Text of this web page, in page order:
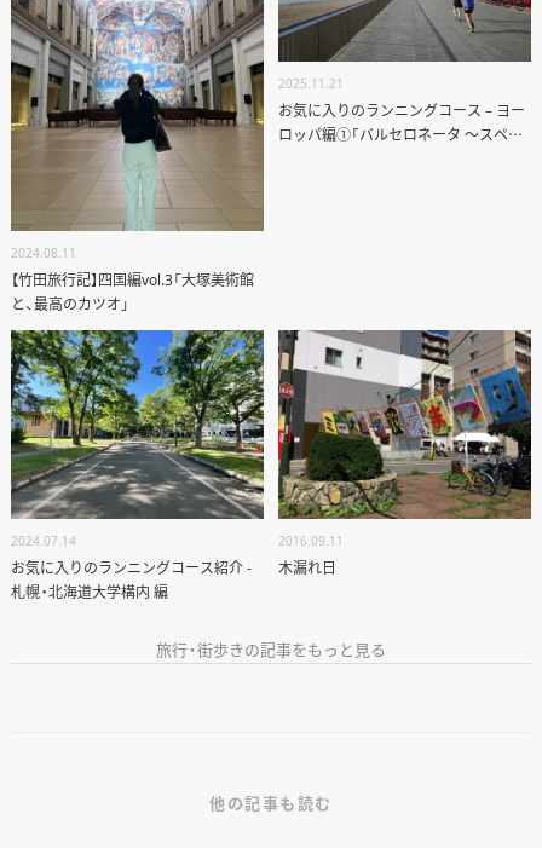
ABOUT US
2024.08.11
【竹田旅行記】四国編vol.3「大塚美術館
と、最高のカツオ」
2025.11.21
お気に入りのランニングコース – ヨー
ロッパ編①「バルセロネータ 〜スペイ
2024.07.14
お気に入りのランニングコース紹介 -
札幌・北海道大学構内 編
2016.09.11
木漏れ日
旅行・街歩きの記事をもっと見る
他の記事も読む